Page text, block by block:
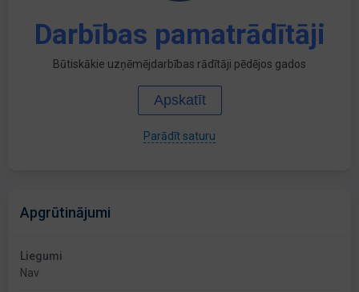
Darbības pamatrādītāji
Būtiskākie uzņēmējdarbības rādītāji pēdējos gados
Apskatīt
Parādīt saturu
Apgrūtinājumi
Liegumi
Nav